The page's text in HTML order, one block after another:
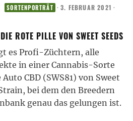
SORTENPORTRÄT · 3. FEBRUAR 2021 ·
ROTE PILLE VON SWEET SEEDS
es Profi-Züchtern, alle
in einer Cannabis-Sorte
CBD (SWS81) von Sweet
bei dem den Breedern
genau das gelungen ist.